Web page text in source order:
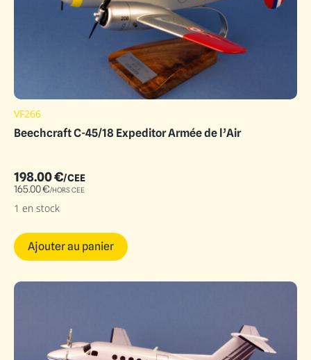
VF266
Beechcraft C-45/18 Expeditor Armée de l’Air
198.00€/CEE
165.00€/HORS CEE
1 en stock
Ajouter au panier